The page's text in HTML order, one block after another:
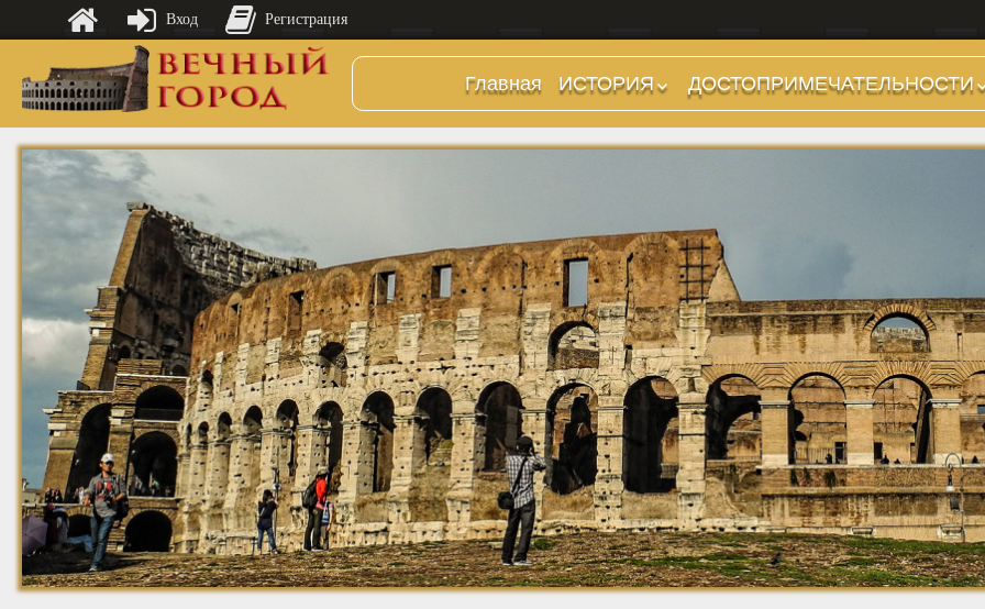
Главная
ИСТОРИЯ
Предыстория
Царский период
(509-265 гг до н.э.)
Поздняя Республика
(264-27 гг до н.э.)
Империя. Принципат
(27 г до н.э. — 284 г
н.э.)
Империя. Доминат
(284-476 гг)
Темные Века. Готы
Темные Века.
Экзархат
Средневековье
Возрождение и
Барокко
ДОСТОПРИМЕЧАТЕЛЬНОСТИ
Холмы и остров.
Районы
Стадионы, Термы
Музеи
Дохристианские
храмы
Христианские храмы,
базилики etc.
Дворцы
Арки, колонны и
обелиски
Фонтаны
Вход Регистрация